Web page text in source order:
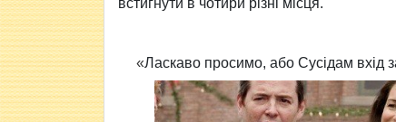
встигнути в чотири різні місця.
«Ласкаво просимо, або Сусідам вхід